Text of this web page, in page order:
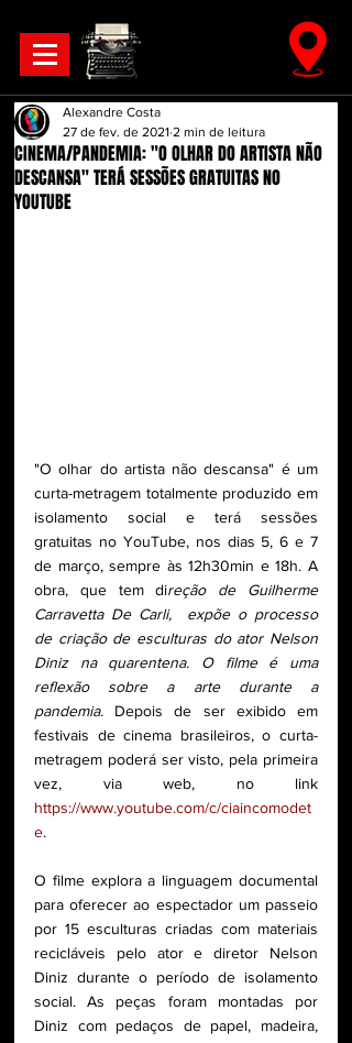
CINEMA/PANDEMIA: "O OLHAR DO ARTISTA NÃO
DESCANSA" TERÁ SESSÕES GRATUITAS NO
YOUTUBE
Alexandre Costa
27 de fev. de 2021 2 min de leitura
"O olhar do artista não descansa" é um
curta-metragem totalmente produzido em
isolamento social e terá sessões
gratuitas no YouTube, nos dias 5, 6 e 7
de março, sempre às 12h30min e 18h. A
obra, que tem direção de Guilherme
Carravetta De Carli,  expõe o processo
de criação de esculturas do ator Nelson
Diniz na quarentena. O filme é uma
reflexão sobre a arte durante a
pandemia. Depois de ser exibido em
festivais de cinema brasileiros, o curta-
metragem poderá ser visto, pela primeira
https://www.youtube.com/c/ciaincomodet
e.
O filme explora a linguagem documental
para oferecer ao espectador um passeio
por 15 esculturas criadas com materiais
recicláveis pelo ator e diretor Nelson
Diniz durante o período de isolamento
social. As peças foram montadas por
Diniz com pedaços de papel, madeira,